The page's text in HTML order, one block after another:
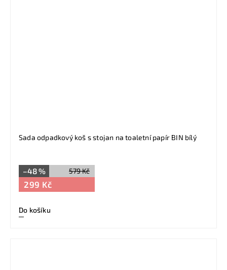
Sada odpadkový koš s stojan na toaletní papír BIN bílý
579 Kč
–48 %
299 Kč
Do košíku